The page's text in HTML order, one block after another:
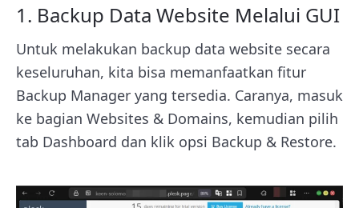
1. Backup Data Website Melalui GUI
Untuk melakukan backup data website secara
keseluruhan, kita bisa memanfaatkan fitur
Backup Manager yang tersedia. Caranya, masuk
ke bagian Websites & Domains, kemudian pilih
tab Dashboard dan klik opsi Backup & Restore.